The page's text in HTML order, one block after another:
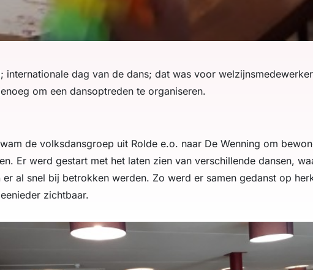
internationale dag van de dans; dat was voor
om een dansoptreden te organiseren.
de volksdansgroep uit Rolde e.o. naar De Wenning om
Er werd gestart met het laten zien van verschillende dansen,
er al snel bij betrokken werden. Zo werd er samen gedanst op
zichtbaar.